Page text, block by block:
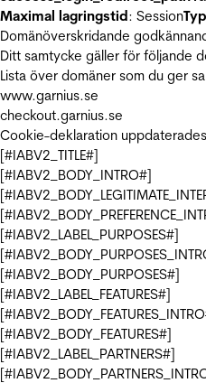
Maximal lagringstid: SessionTyp
Domänöverskridande
Ditt samtycke gäller för följande
Lista över domäner som du ger
www.garnius.se
checkout.garnius.se
Cookie-deklaration
[#IABV2_TITLE#]
[#IABV2_BODY_INTRO#]
[#IABV2_LABEL_PURPOSES#]
[#IABV2_BODY_PURPOSES#]
[#IABV2_LABEL_FEATURES#]
[#IABV2_BODY_FEATURES#]
[#IABV2_LABEL_PARTNERS#]